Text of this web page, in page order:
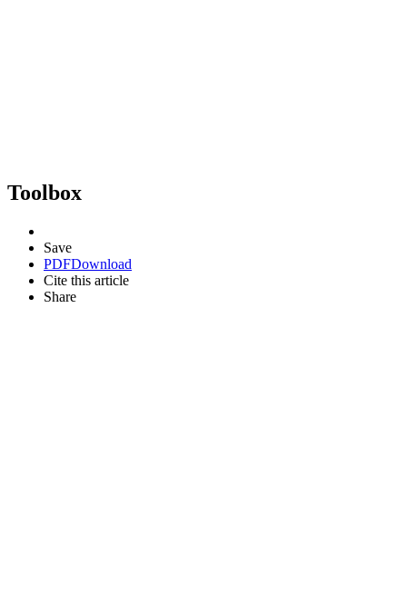
Toolbox
Save
PDFDownload
Cite this article
Share